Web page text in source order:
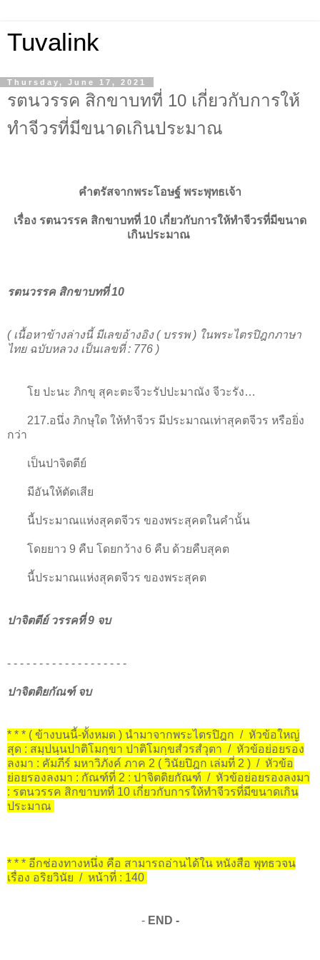
Tuvalink
Thursday, June 17, 2021
รตนวรรค สิกขาบทที่ 10 เกี่ยวกับการให้
ทำจีวรที่มีขนาดเกินประมาณ
คำตรัสจากพระโอษฐ์ พระพุทธเจ้า
เรื่อง รตนวรรค สิกขาบทที่ 10 เกี่ยวกับการให้ทำจีวรที่มีขนาด
เกินประมาณ
รตนวรรค สิกขาบทที่ 10
( เนื้อหาข้างล่างนี้ มีเลขอ้างอิง ( บรรพ ) ในพระไตรปิฎกภาษา
ไทย ฉบับหลวง เป็นเลขที่ : 776 )
โย ปะนะ ภิกขุ สุคะตะจีวะรัปปะมาณัง จีวะรัง…
217.อนึ่ง ภิกษุใด ให้ทำจีวร มีประมาณเท่าสุคตจีวร หรือยิ่ง
กว่า
เป็นปาจิตตีย์
มีอันให้ตัดเสีย
นี้ประมาณแห่งสุคตจีวร ของพระสุคตในคำนั้น
โดยยาว 9 คืบ โดยกว้าง 6 คืบ ด้วยคืบสุคต
นี้ประมาณแห่งสุคตจีวร ของพระสุคต
ปาจิตตีย์ วรรคที่ 9 จบ
- - - - - - - - - - - - - - - - - - -
ปาจิตติยกัณฑ์ จบ
* * * ( ข้างบนนี้-ทั้งหมด ) นำมาจากพระไตรปิฎก / หัวข้อใหญ่
สุด : สมฺปนฺนปาติโมกฺขา ปาติโมกฺขสํวรสํวุตา / หัวข้อย่อยรอง
ลงมา : คัมภีร์ มหาวิภังค์ ภาค 2 ( วินัยปิฎก เล่มที่ 2 ) / หัวข้อ
ย่อยรองลงมา : กัณฑ์ที่ 2 : ปาจิตติยกัณฑ์ / หัวข้อย่อยรองลงมา
: รตนวรรค สิกขาบทที่ 10 เกี่ยวกับการให้ทำจีวรที่มีขนาดเกิน
ประมาณ
* * * อีกช่องทางหนึ่ง คือ สามารถอ่านได้ใน หนังสือ พุทธวจน
เรื่อง อริยวินัย / หน้าที่ : 140
-END -